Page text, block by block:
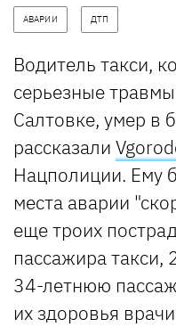
АВАРИИ ДТП
Водитель такси,
серьезные
Салтовке, умер в
рассказали
Нацполиции. Ему
места аварии
еще троих
пассажира такси,
34-летнюю
их здоровья